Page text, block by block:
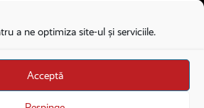
a ne optimiza site-ul și serviciile.
Acceptă
creative
Asociația Recorder Community, sub licența SC